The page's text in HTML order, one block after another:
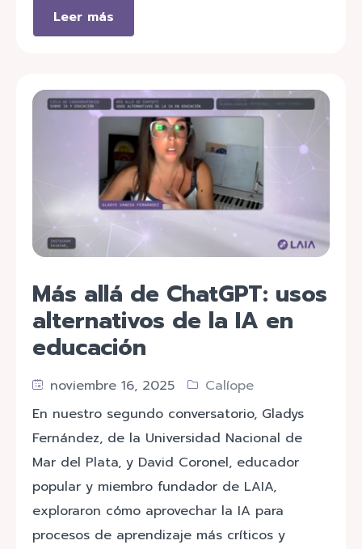
Leer más
Más allá de ChatGPT: usos
alternativos de la IA en
educación
noviembre 16, 2025
Calíope
En nuestro segundo conversatorio, Gladys
Fernández, de la Universidad Nacional de
Mar del Plata, y David Coronel, educador
popular y miembro fundador de LAIA,
exploraron cómo aprovechar la IA para
procesos de aprendizaje más críticos y